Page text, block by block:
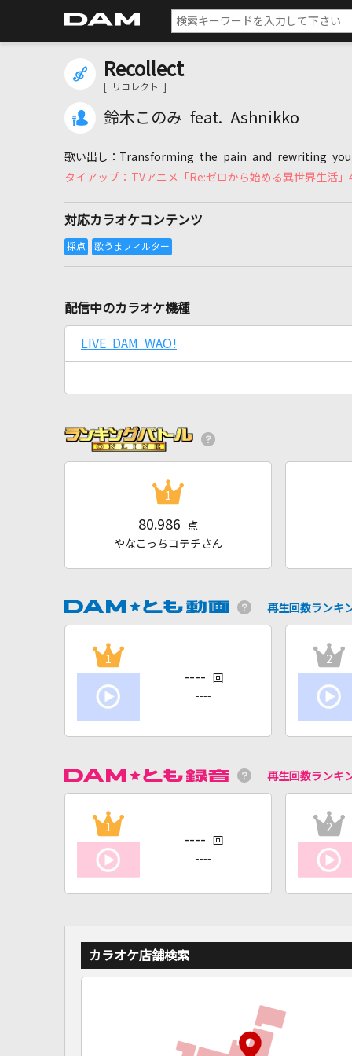
Recollect
[ リコレクト ]
鈴木このみ feat. Ashnikko
Transforming the pain and rewriting
TVアニメ「Re:ゼロから始める異世界生活
対応カラオケコンテンツ
配信中のカラオケ機種
LIVE DAM WAO!
1
80.986
点
やなこっちコテチさん
再生回数ランキ
1
---- 回
----
2
再生回数ランキ
1
---- 回
----
2
カラオケ店舗検索